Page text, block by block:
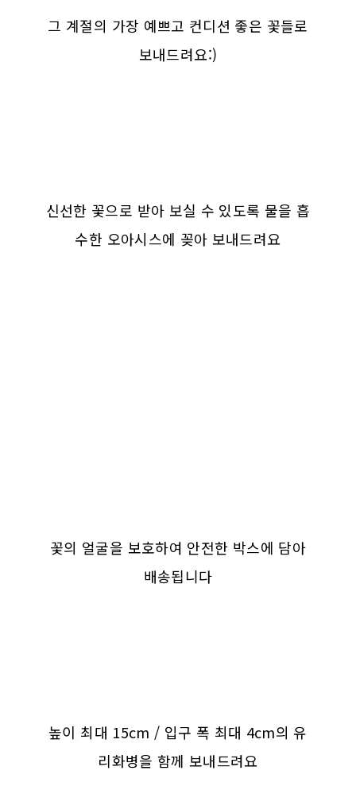
그 계절의 가장 예쁘고 컨디션 좋은 꽃들로
보내드려요:)
신선한 꽃으로 받아 보실 수 있도록 물을 흡
수한 오아시스에 꽂아 보내드려요
꽃의 얼굴을 보호하여 안전한 박스에 담아
배송됩니다
높이 최대 15cm / 입구 폭 최대 4cm의 유
리화병을 함께 보내드려요